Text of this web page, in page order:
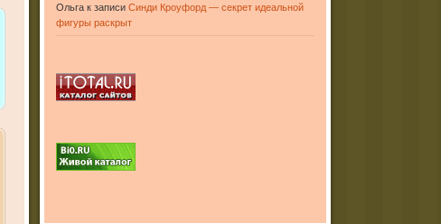
Ольга к записиСинди Кроуфорд — секрет идеальной
фигуры раскрыт